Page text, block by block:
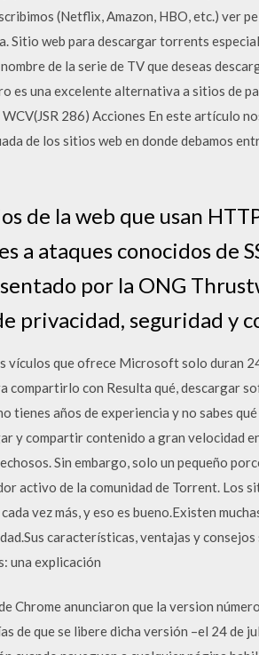
(Netflix, Amazon, HBO, etc.) ver
Sitio web para descargar torrents
de la serie de TV que deseas
es una excelente alternativa a sitios de
286) Acciones En este artículo
de los sitios web en donde debamos
de la web que usan
a ataques conocidos de
por la ONG
privacidad, seguridad y
vículos que ofrece Microsoft solo duran
compartirlo con Resulta qué, descargar
tienes años de experiencia y no sabes
y compartir contenido a gran velocidad
Sin embargo, solo un pequeño
activo de la comunidad de Torrent. Los
vez más, y eso es bueno.Existen
características, ventajas y
una explicación
Chrome anunciaron que la version
de que se libere dicha versión –el 24 de